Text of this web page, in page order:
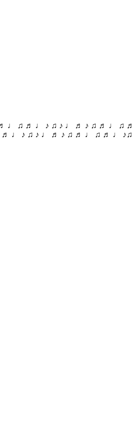
♫ ♬ ♩ ♪ ♫ ♪ ♩ ♬ ♪ ♫ ♬ ♩ ♫
♩ ♪ ♫ ♪ ♩ ♬ ♪ ♫ ♬ ♩ ♫ ♬ ♩ ♪♫